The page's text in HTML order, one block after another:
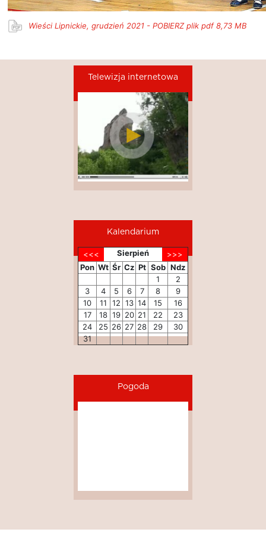
Wieści Lipnickie, grudzień 2021 - POBIERZ plik pdf 8,73 MB
Telewizja internetowa
Kalendarium
Sierpień
Pon Wt Śr Cz Pt Sob Ndz
1
2
3
4 5 6 7 8
9
10
11 12 13 14 15
16
17
18 19 20 21 22
23
24
25 26 27 28 29
30
31
Pogoda